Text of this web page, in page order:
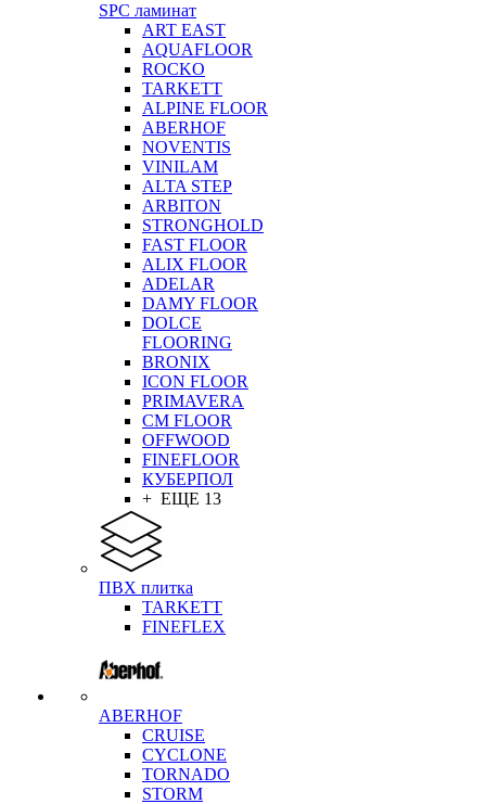
SPC ламинат
ART EAST
AQUAFLOOR
ROCKO
TARKETT
ALPINE FLOOR
ABERHOF
NOVENTIS
VINILAM
ALTA STEP
ARBITON
STRONGHOLD
FAST FLOOR
ALIX FLOOR
ADELAR
DAMY FLOOR
DOLCE
FLOORING
BRONIX
ICON FLOOR
PRIMAVERA
CM FLOOR
OFFWOOD
FINEFLOOR
КУБЕРПОЛ
+ ЕЩЕ 13
ПВХ плитка
TARKETT
FINEFLEX
ABERHOF
CRUISE
CYCLONE
TORNADO
STORM